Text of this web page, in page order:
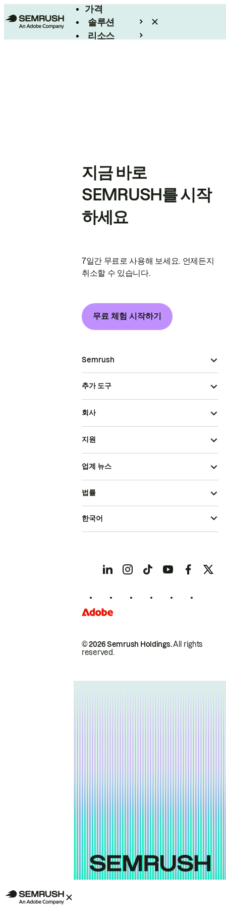
가격
솔루션
리소스
지금 바로
SEMRUSH를 시작
하세요
7일간 무료로 사용해 보세요. 언제든지
취소할 수 있습니다.
무료 체험 시작하기
Semrush
추가 도구
회사
지원
업계 뉴스
© 2026 Semrush Holdings.All rights
reserved.
법률
한국어